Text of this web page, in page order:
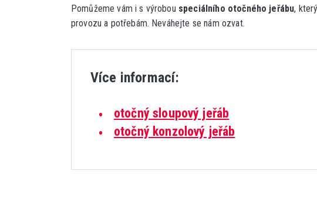
Pomůžeme vám i s výrobou speciálního otočného jeřábu,
provozu a potřebám. Neváhejte se nám ozvat.
Více informací:
otočný sloupový jeřáb
otočný konzolový jeřáb